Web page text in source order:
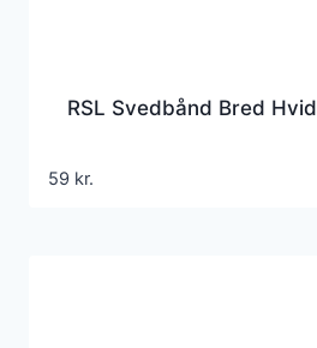
RSL Svedbånd Bred Hvid
59 kr.